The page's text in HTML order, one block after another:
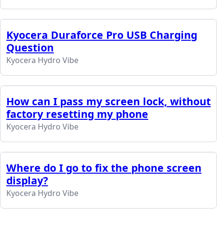
Kyocera Duraforce Pro USB Charging
Question
Kyocera Hydro Vibe
How can I pass my screen lock, without
factory resetting my phone
Kyocera Hydro Vibe
Where do I go to fix the phone screen
display?
Kyocera Hydro Vibe